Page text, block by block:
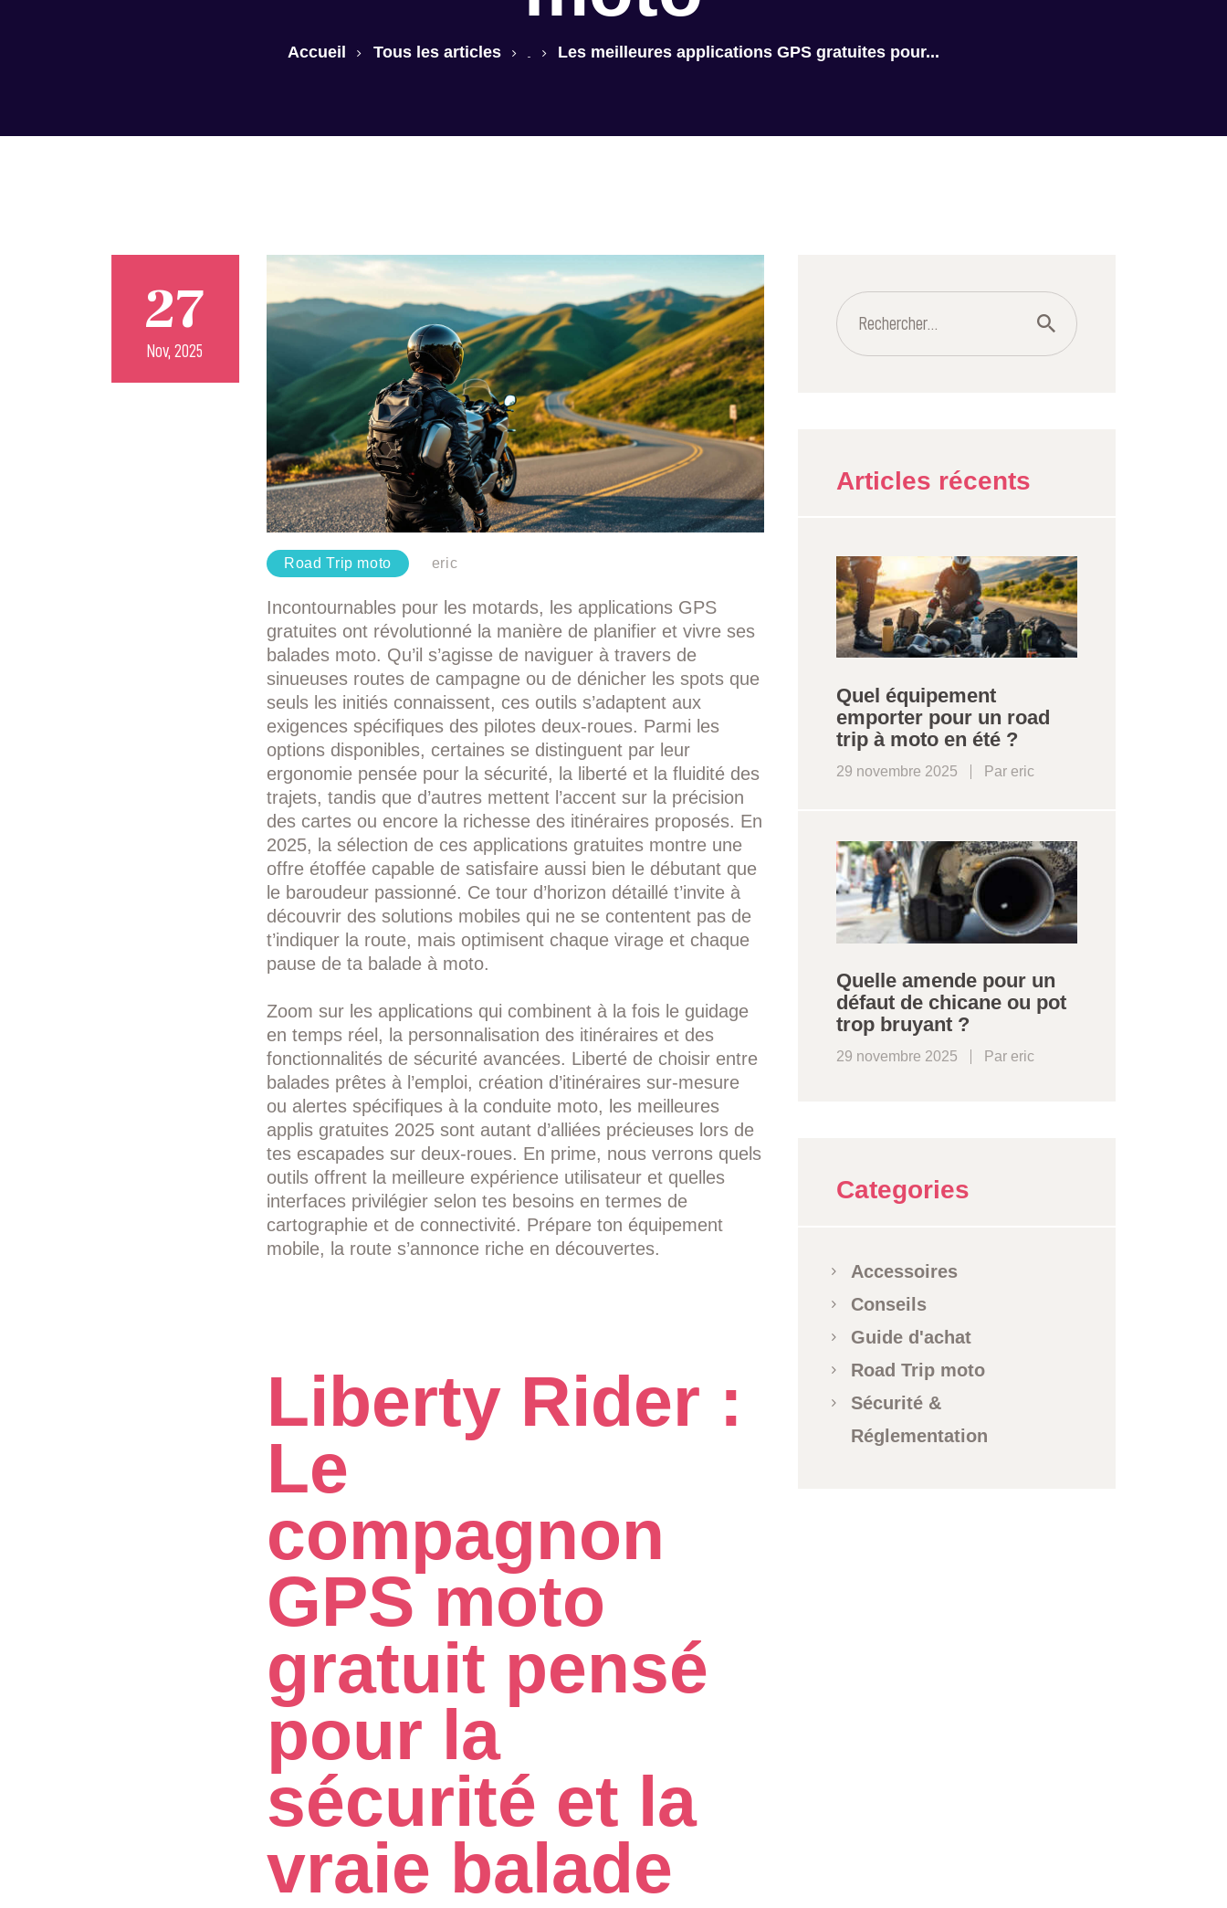
Accueil Tous les articles Les meilleures applications GPS gratuites pour...
27
Nov, 2025
Road Trip moto eric
Incontournables pour les motards, les applications GPS
gratuites ont révolutionné la manière de planifier et vivre ses
balades moto. Qu’il s’agisse de naviguer à travers de
sinueuses routes de campagne ou de dénicher les spots que
seuls les initiés connaissent, ces outils s’adaptent aux
exigences spécifiques des pilotes deux-roues. Parmi les
options disponibles, certaines se distinguent par leur
ergonomie pensée pour la sécurité, la liberté et la fluidité des
trajets, tandis que d’autres mettent l’accent sur la précision
des cartes ou encore la richesse des itinéraires proposés. En
2025, la sélection de ces applications gratuites montre une
offre étoffée capable de satisfaire aussi bien le débutant que
le baroudeur passionné. Ce tour d’horizon détaillé t’invite à
découvrir des solutions mobiles qui ne se contentent pas de
t’indiquer la route, mais optimisent chaque virage et chaque
pause de ta balade à moto.
Zoom sur les applications qui combinent à la fois le guidage
en temps réel, la personnalisation des itinéraires et des
fonctionnalités de sécurité avancées. Liberté de choisir entre
balades prêtes à l’emploi, création d’itinéraires sur-mesure
ou alertes spécifiques à la conduite moto, les meilleures
applis gratuites 2025 sont autant d’alliées précieuses lors de
tes escapades sur deux-roues. En prime, nous verrons quels
outils offrent la meilleure expérience utilisateur et quelles
interfaces privilégier selon tes besoins en termes de
cartographie et de connectivité. Prépare ton équipement
mobile, la route s’annonce riche en découvertes.
Liberty Rider :
Le
compagnon
GPS moto
gratuit pensé
pour la
sécurité et la
vraie balade
Rechercher :
Articles récents
Quel équipement
emporter pour un road
trip à moto en été ?
29 novembre 2025 Pareric
Quelle amende pour un
défaut de chicane ou pot
trop bruyant ?
29 novembre 2025 Pareric
Categories
Accessoires
Conseils
Guide d'achat
Road Trip moto
Sécurité &
Réglementation